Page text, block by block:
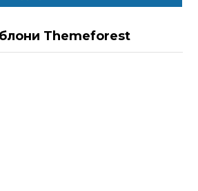
Themeforest